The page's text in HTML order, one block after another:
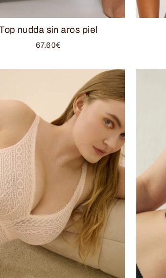
nudda sin aros piel
67.60€